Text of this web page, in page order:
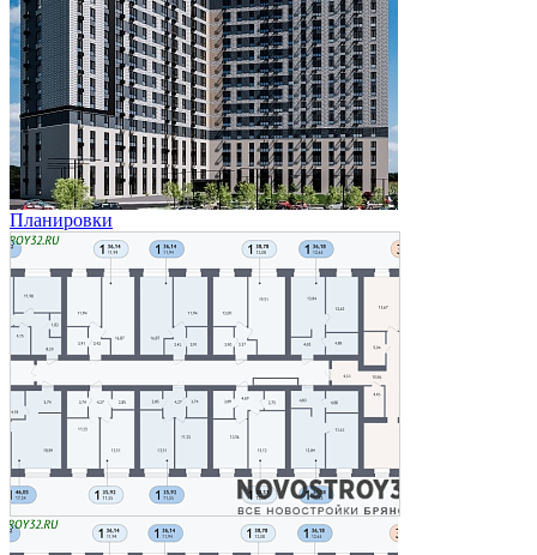
Планировки